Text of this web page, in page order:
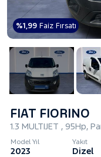
%1,99Faiz Fırsatı
FIAT FIORINO
1.3 MULTIJET , 95Hp,
Model Yıl
2023
Yakıt
Dizel